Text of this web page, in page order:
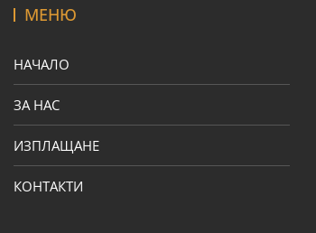
МЕНЮ
НАЧАЛО
ЗА НАС
ИЗПЛАЩАНЕ
КОНТАКТИ